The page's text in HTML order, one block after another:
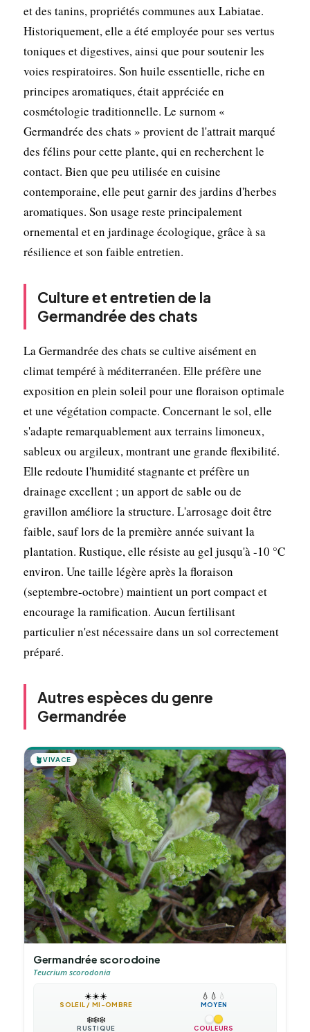
et des tanins, propriétés communes aux Labiatae.
Historiquement, elle a été employée pour ses vertus
toniques et digestives, ainsi que pour soutenir les
voies respiratoires. Son huile essentielle, riche en
principes aromatiques, était appréciée en
cosmétologie traditionnelle. Le surnom «
Germandrée des chats » provient de l'attrait marqué
des félins pour cette plante, qui en recherchent le
contact. Bien que peu utilisée en cuisine
contemporaine, elle peut garnir des jardins d'herbes
aromatiques. Son usage reste principalement
ornemental et en jardinage écologique, grâce à sa
résilience et son faible entretien.
Culture et entretien de la
Germandrée des chats
La Germandrée des chats se cultive aisément en
climat tempéré à méditerranéen. Elle préfère une
exposition en plein soleil pour une floraison optimale
et une végétation compacte. Concernant le sol, elle
s'adapte remarquablement aux terrains limoneux,
sableux ou argileux, montrant une grande flexibilité.
Elle redoute l'humidité stagnante et préfère un
drainage excellent ; un apport de sable ou de
gravillon améliore la structure. L'arrosage doit être
faible, sauf lors de la première année suivant la
plantation. Rustique, elle résiste au gel jusqu'à -10 °C
environ. Une taille légère après la floraison
(septembre-octobre) maintient un port compact et
encourage la ramification. Aucun fertilisant
particulier n'est nécessaire dans un sol correctement
préparé.
Autres espèces du genre
Germandrée
🪴VIVACE
Germandrée scorodoine
Teucrium scorodonia
☀️☀️☀️
SOLEIL / MI-OMBRE
💧 💧 💧
MOYEN
❄️❄️❄️
RUSTIQUE COULEURS